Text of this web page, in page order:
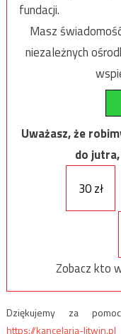
fundacji.
Masz
niezależnych
Uważasz, że
do
30 zł
Zobacz kto
Dziękujemy za
https://kancelaria-litwin.pl